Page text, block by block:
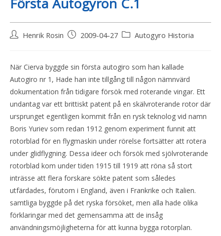
Första Autogyron C.1
Henrik Rosin 2009-04-27 Autogyro Historia
När Cierva byggde sin första autogiro som han kallade
Autogiro nr 1, Hade han inte tillgång till någon nämnvärd
dokumentation från tidigare försök med roterande vingar. Ett
undantag var ett brittiskt patent på en skälvroterande rotor där
ursprunget egentligen kommit från en rysk teknolog vid namn
Boris Yuriev som redan 1912 genom experiment funnit att
rotorblad för en flygmaskin under rörelse fortsätter att rotera
under glidflygning. Dessa ideer och försök med sjölvroterande
rotorblad kom under tiden 1915 till 1919 att röna så stort
inträsse att flera forskare sökte patent som således
utfärdades, förutom i England, även i Frankrike och Italien.
samtliga byggde på det ryska försöket, men alla hade olika
förklaringar med det gemensamma att de insåg
användningsmöjligheterna för att kunna bygga rotorplan.